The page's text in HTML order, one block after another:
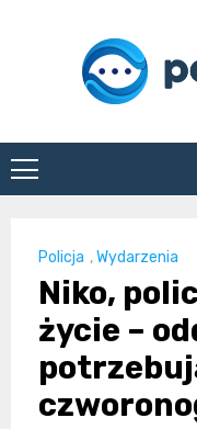
Policja ,Wydarzenia
Niko,
życie –